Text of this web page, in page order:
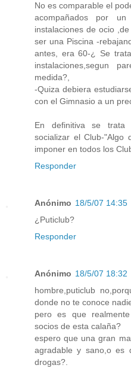
No es comparable el
acompañados por
instalaciones de ocio
ser una Piscina -
antes, era 60-¿ Se
instalaciones,segun
medida?,
-Quiza debiera
con el Gimnasio a un
En definitiva se trata
socializar el Club-"Algo
imponer en todos los
Responder
Anónimo 18/5/07 14:35
¿Puticlub?
Responder
Anónimo 18/5/07 18:32
hombre,puticlub
donde no te conoce
pero es que
socios de esta calaña?
espero que una gran
agradable y sano,o es
drogas?.